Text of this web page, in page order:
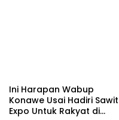
Ini Harapan Wabup
Konawe Usai Hadiri Sawit
Expo Untuk Rakyat di